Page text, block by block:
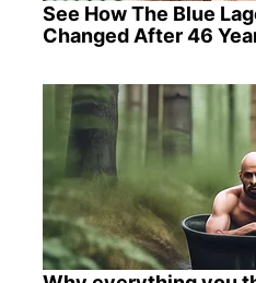
See How The Blue
Changed After 46